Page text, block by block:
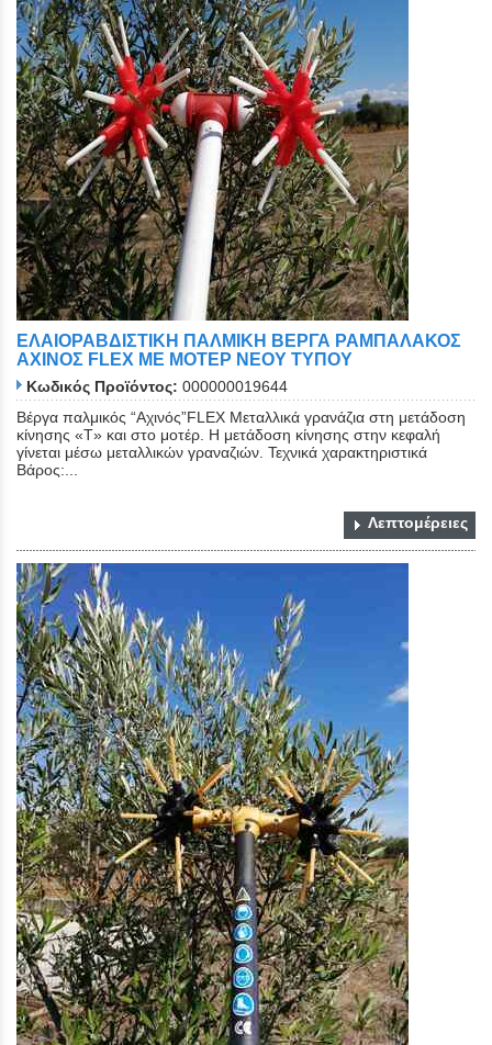
ΕΛΑΙΟΡΑΒΔΙΣΤΙΚΗ ΠΑΛΜΙΚΗ ΒΕΡΓΑ ΡΑΜΠΑΛΑΚΟΣ
ΑΧΙΝΟΣ FLEX ΜΕ ΜΟΤΕΡ ΝΕΟΥ ΤΥΠΟΥ
Κωδικός Προϊόντος: 000000019644
Βέργα παλμικός “Αχινός”FLEX Μεταλλικά γρανάζια στη μετάδοση
κίνησης «Τ» και στο μοτέρ. Η μετάδοση κίνησης στην κεφαλή
γίνεται μέσω μεταλλικών γραναζιών. Τεχνικά χαρακτηριστικά
Βάρος:...
Λεπτομέρειες